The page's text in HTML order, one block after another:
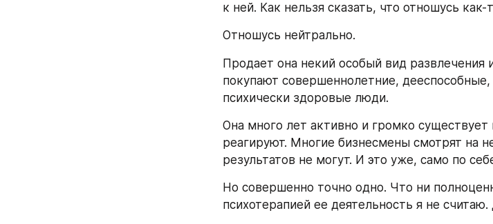
к ней. Как нельзя сказать, что отношусь
Отношусь нейтрально.
Продает она некий особый вид
покупают совершеннолетние,
психически здоровые люди.
Она много лет активно и громко
реагируют. Многие бизнесмены смотрят на
результатов не могут. И это уже, само по
Но совершенно точно одно. Что ни
психотерапией ее деятельность я не